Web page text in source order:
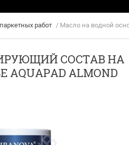
работ / Масло на водной
СОСТАВ НА
ALMOND